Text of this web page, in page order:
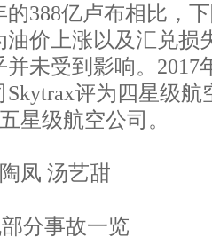
的388亿卢布相比，
油价上涨以及汇兑损
未受到影响。2017
评为四星级航
星级航空公司。
凤 汤艺甜
部分事故一览